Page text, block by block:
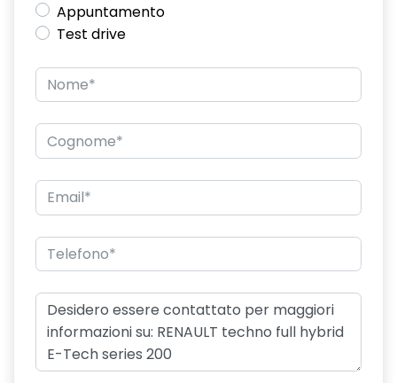
climatizzatore automatico bi-zona
console centrale alta con bracciolo portaoggetti scorrevole
disattivazione ADAS
disattivazione manuale airbag passeggero
distance warning avviso distanza di sicurezza
driver display L-Shape da 12,3''
eCall funzionalità soggetta a copertura di rete;
compatibilità 2G/3G o 4G/5G a seconda del veicolo
ecomode
effetto 3D filigranato, e indicatori di direzione dinamici fari
posteriori
Appuntamento
Test drive